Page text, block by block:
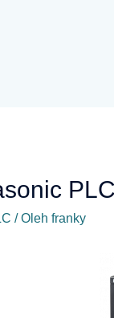
/ Oleh franky